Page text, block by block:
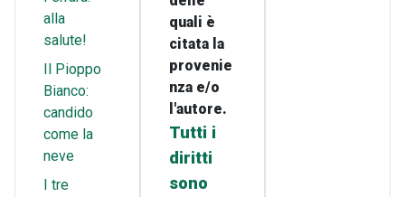
alla
salute!
Il Pioppo
Bianco:
candido
come la
neve
I tre
quali è
citata la
provenie
nza e/o
l'autore.
Tutti i
diritti
sono